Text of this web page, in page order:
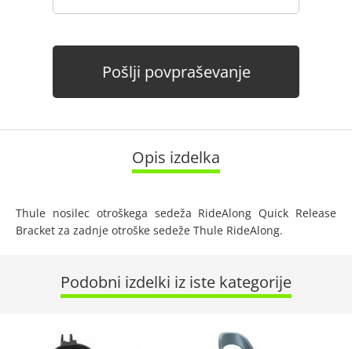
Pošlji povpraševanje
Opis izdelka
Thule nosilec otroškega sedeža RideAlong Quick Release
Bracket za zadnje otroške sedeže Thule RideAlong.
Podobni izdelki iz iste kategorije